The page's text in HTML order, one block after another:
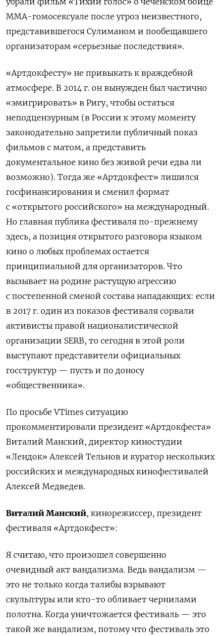
ММА-гомосексуале после угроз неизвестного,
представившегося Сулиманом и пообещавшего
организаторам «серьезные последствия».
«Артдокфесту» не привыкать к враждебной
атмосфере. В 2014 г. он вынужден был частично
«эмигрировать» в Ригу, чтобы остаться
неподцензурным (в России к этому моменту
законодательно запретили публичный показ
фильмов с матом, а представить
документальное кино без живой речи едва ли
возможно). Тогда же «Артдокфест» лишился
госфинансирования и сменил формат
с «открытого российского» на международный.
Но главная публика фестиваля по-прежнему
здесь, а позиция открытого разговора языком
кино о любых проблемах остается
принципиальной для организаторов. Что
вызывает на родине растущую агрессию
с постепенной сменой состава нападающих: если
в 2017 г. один из показов фестиваля сорвали
активисты правой националистической
организации SERB, то сегодня в этой роли
выступают представители официальных
госструктур — пусть и по доносу
«общественника».
По просьбе VTimes ситуацию
прокомментировали президент «Артдокфеста»
Виталий Манский, директор киностудии
«Лендок» Алексей Тельнов и куратор нескольких
российских и международных кинофестивалей
Алексей Медведев.
Виталий Манский, кинорежиссер, президент
фестиваля «Артдокфест»:
Я считаю, что произошел совершенно
очевидный акт вандализма. Ведь вандализм —
это не только когда талибы взрывают
скульптуры или кто-то обливает чернилами
полотна. Когда уничтожается фестиваль — это
такой же вандализм, потому что фестиваль это